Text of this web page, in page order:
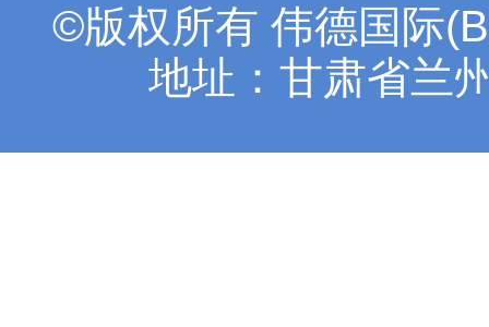
©版权所有 伟德国际
地址：甘肃省兰